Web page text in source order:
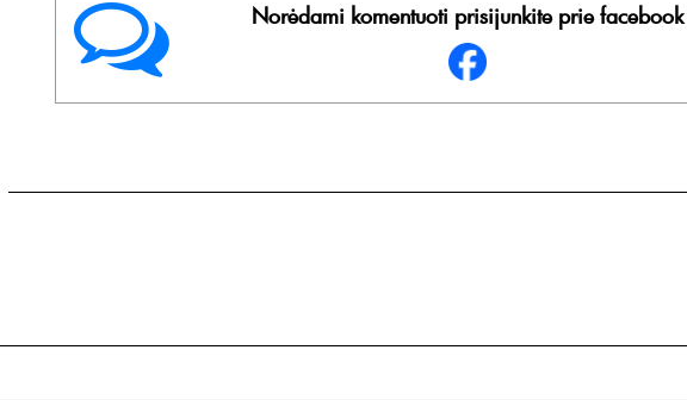
Norėdami komentuoti prisijunkite prie facebook